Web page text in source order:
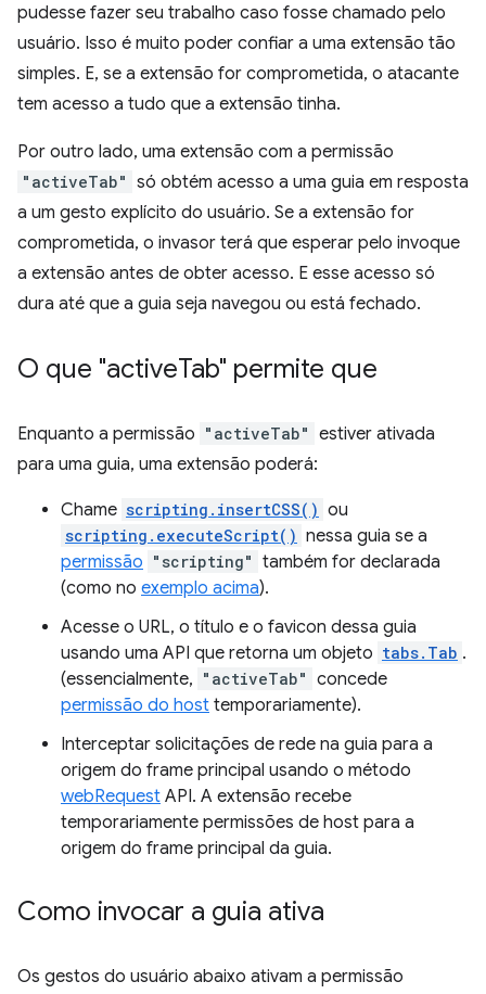
pudesse fazer seu trabalho caso fosse chamado pelo
usuário. Isso é muito poder confiar a uma extensão tão
simples. E, se a extensão for comprometida, o atacante
tem acesso a tudo que a extensão tinha.
Por outro lado, uma extensão com a permissão
"activeTab" só obtém acesso a uma guia em resposta
a um gesto explícito do usuário. Se a extensão for
comprometida, o invasor terá que esperar pelo invoque
a extensão antes de obter acesso. E esse acesso só
dura até que a guia seja navegou ou está fechado.
O que "activeTab" permite que
Enquanto a permissão "activeTab" estiver ativada
para uma guia, uma extensão poderá:
Chame scripting.insertCSS() ou
scripting.executeScript() nessa guia se a
permissão "scripting" também for declarada
(como no exemplo acima).
Acesse o URL, o título e o favicon dessa guia
usando uma API que retorna um objeto tabs.Tab .
(essencialmente, "activeTab" concede
permissão do host temporariamente).
Interceptar solicitações de rede na guia para a
origem do frame principal usando o método
webRequest API. A extensão recebe
temporariamente permissões de host para a
origem do frame principal da guia.
Como invocar a guia ativa
Os gestos do usuário abaixo ativam a permissão